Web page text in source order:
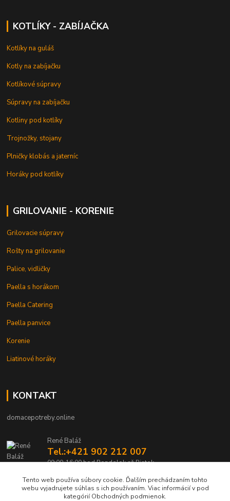
KOTLÍKY - ZABÍJAČKA
Kotlíky na guláš
Kotly na zabíjačku
Kotlíkové súpravy
Súpravy na zabíjačku
Kotliny pod kotlíky
Trojnožky, stojany
Plničky klobás a jaterníc
Horáky pod kotlíky
GRILOVANIE - KORENIE
Grilovacie súpravy
Rošty na grilovanie
Palice, vidličky
Paella s horákom
Paella Catering
Paella panvice
Korenie
Liatinové horáky
KONTAKT
domacepotreby.online
René Baláž
Tel.:+421 902 212 007
09:00-16:00 hod Pondelok až Piatok
info@domacepotreby.online
Tento web používa súbory cookie. Ďalším prechádzaním tohto
webu vyjadrujete súhlas s ich používaním. Viac informácií v pod
kategórií Obchodných podmienok.